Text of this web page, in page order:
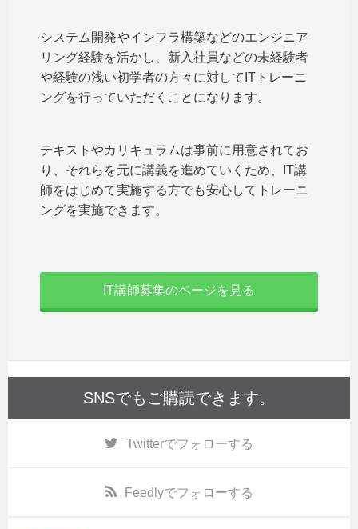
システム開発やインフラ構築などのエンジニア
リング経験を活かし、新入社員などの未経験者
や経験の浅い初学者の方々に対してITトレーニ
ングを行っていただくことになります。
テキストやカリキュラムは事前に用意されてお
り、それらを元に講義を進めていくため、IT講
師をはじめて実施する方でも安心してトレーニ
ングを実施できます。
IT講師募集のページを見る
SNSでもご購読できます。
Twitterでフォローする
Feedlyでフォローする